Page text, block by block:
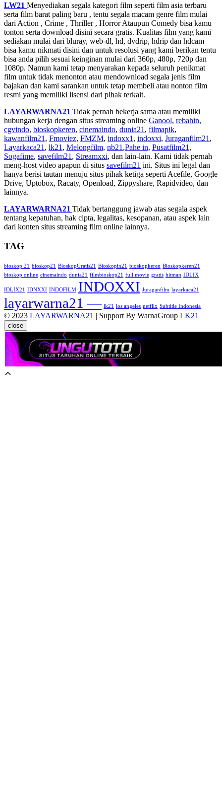
LW21 Menyediakan segala kategori film seperti film asia terbaru
serta film barat paling baru , tentu segala macam genre film mulai
dari Action , Crime , Thriller , Horror Ataupun Comedy bisa kamu
tonton serta download disini secara gratis. Kualitas film yang kami
sediakan mulai dari bluray, web-dl, hd, dvdrip, hdrip dan hdcam
bisa kamu nikmati disini dan untuk resolusi yang kami berikan tentu
bisa anda pilih sesuai keinginan mulai dari 360p, 480p, 720p dan
1080p. Namun kami tetap menyarakan kepada seluruh penikmat
film untuk tidak menonton atau mendownload segala jenis film
bajakan dan kami sarankan untuk tetap membeli atau nonton film
resmi yang memiliki lisensi dari pihak terkait.
LAYARWARNA21 Tidak pernah bekerja sama atau memiliki
hubungan kerja dengan situs streaming online Ganool, rebahin,
cgvindo, bioskopkeren, cinemaindo, dunia21 , filmapik,
kawanfilm21 , Fmoviez, FMZM, indoxx1 , indoxxi, Juraganfilm21 ,
Layarkaca21 , lk21 , Melongfilm, nb21 ,Pahe in, Pusatfilm21 ,
Sogafime, savefilm21 , Streamxxi, dan lain-lain. Kami tidak pernah
meng-host video apapun di situs savefilm21 ini. Situs ini legal dan
hanya berisi tautan menuju situs pihak ketiga seperti Acefile, Google
Drive, Uptobox, Racaty, Openload, Zippyshare, Rapidvideo, dan
lainnya.
LAYARWARNA21 Tidak bertanggung jawab atas segala aspek
tentang kepatuhan, hak cipta, legalitas, kesopanan, atau aspek lain
dari konten situs streaming film online lainnya.
TAG
bioskop 21 bioskop21 BioskopGratis21 Bioskopin21 bioskopkeren Bioskopkeren21
bioskop online cinemaindo dunia21 filmbioskop21 full movie gratis hitman IDLIX
IDLIX21 IDNXXI INDOFILM INDOXXI Juraganfilm layarkaca21
layarwarna21 — lk21 los angeles netflix Subtitle Indonesia
© 2023 LAYARWARNA21 | Support By WarnaGroup LK21
close